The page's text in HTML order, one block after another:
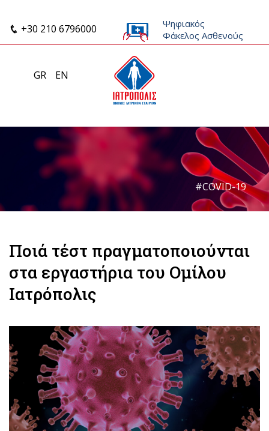
+30 210 6796000
GR EN
Ψηφιακός
Φάκελος Ασθενούς
#COVID-19
Ποιά τέστ πραγματοποιούνται
στα εργαστήρια του Ομίλου
Ιατρόπολις